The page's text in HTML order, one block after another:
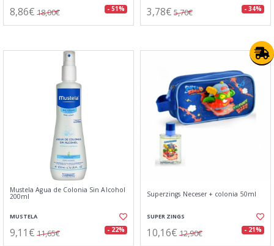
8,86€ 18,00€ - 51% 3,78€ 5,70€ - 34%
Mustela Agua de Colonia Sin Alcohol
200ml
MUSTELA
9,11€ 11,65€ - 22%
Superzings Neceser + colonia 50ml
SUPER ZINGS
10,16€ 12,90€ - 21%